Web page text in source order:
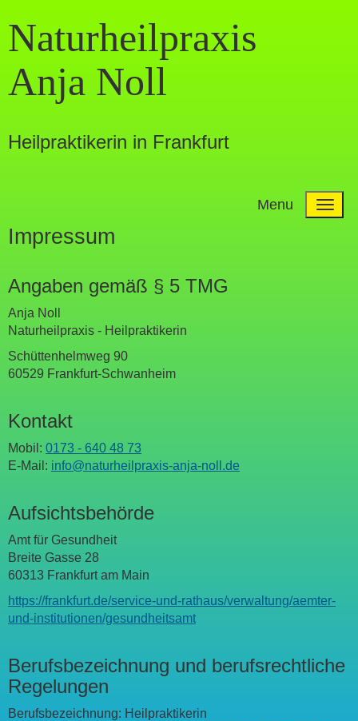
Naturheilpraxis
Anja Noll
Heilpraktikerin in Frankfurt
Menu
Impressum
Angaben gemäß § 5 TMG
Anja Noll
Naturheilpraxis - Heilpraktikerin
Schüttenhelmweg 90
60529 Frankfurt-Schwanheim
Kontakt
Mobil: 0173 - 640 48 73
E-Mail: info@naturheilpraxis-anja-noll.de
Aufsichtsbehörde
Amt für Gesundheit
Breite Gasse 28
60313 Frankfurt am Main
https://frankfurt.de/service-und-rathaus/verwaltung/aemter-
und-institutionen/gesundheitsamt
Berufsbezeichnung und berufsrechtliche
Regelungen
Berufsbezeichnung: Heilpraktikerin